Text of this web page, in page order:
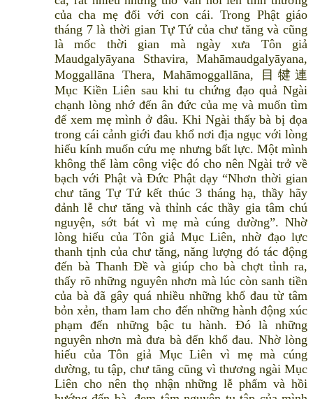
của cha mẹ đối với con cái. Trong Phật giáo
tháng 7 là thời gian Tự Tứ của chư tăng và cũng
là mốc thời gian mà ngày xưa Tôn giả
Maudgalyāyana Sthavira, Mahāmaudgalyāyana,
Moggallāna Thera, Mahāmoggallāna, 目犍連
Mục Kiền Liên sau khi tu chứng đạo quả Ngài
chạnh lòng nhớ đến ân đức của mẹ và muốn tìm
để xem mẹ mình ở đâu. Khi Ngài thấy bà bị đọa
trong cái cảnh giới đau khổ nơi địa ngục với lòng
hiếu kính muốn cứu mẹ nhưng bất lực. Một mình
không thể làm công việc đó cho nên Ngài trở về
bạch với Phật và Đức Phật dạy “Nhơn thời gian
chư tăng Tự Tứ kết thúc 3 tháng hạ, thầy hãy
đảnh lễ chư tăng và thỉnh các thầy gia tâm chú
nguyện, sớt bát vì mẹ mà cúng dường”. Nhờ
lòng hiếu của Tôn giả Mục Liên, nhờ đạo lực
thanh tịnh của chư tăng, năng lượng đó tác động
đến bà Thanh Đề và giúp cho bà chợt tỉnh ra,
thấy rõ những nguyên nhơn mà lúc còn sanh tiền
của bà đã gây quá nhiều những khổ đau từ tâm
bỏn xẻn, tham lam cho đến những hành động xúc
phạm đến những bậc tu hành. Đó là những
nguyên nhơn mà đưa bà đến khổ đau. Nhờ lòng
hiếu của Tôn giả Mục Liên vì mẹ mà cúng
dường, tu tập, chư tăng cũng vì thương ngài Mục
Liên cho nên thọ nhận những lễ phẩm và hồi